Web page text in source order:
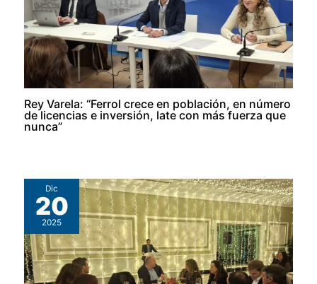
Rey Varela: “Ferrol crece en población, en número
de licencias e inversión, late con más fuerza que
nunca”
Dic
20
2025